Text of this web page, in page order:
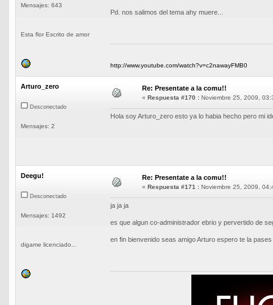
Mensajes: 643
Esta flor Escrito de amor
Pd. nos salimos del tema ahy muere...
http://www.youtube.com/watch?v=c2nawayFMB0
Arturo_zero
Desconectado
Mensajes: 2
Re: Presentate a la comu!!
« Respuesta #170 : Noviembre 25, 2009,
Hola soy Arturo_zero esto ya lo habia hecho pero mi
Deegu!
Desconectado
Mensajes: 1492
digame licenciado...
Re: Presentate a la comu!!
« Respuesta #171 : Noviembre 25, 2009,
ja ja ja
es que algun co-administrador ebrio y pervertido de
en fin bienvenido seas amigo Arturo espero te la